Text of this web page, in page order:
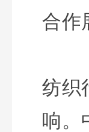
合作
纺织
响。